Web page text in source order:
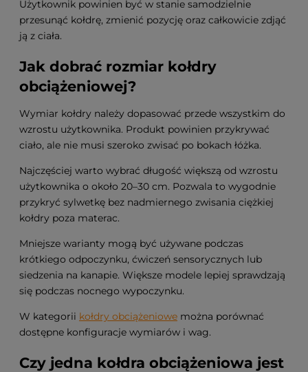
Użytkownik powinien być w stanie samodzielnie
przesunąć kołdrę, zmienić pozycję oraz całkowicie zdjąć
ją z ciała.
Jak dobrać rozmiar kołdry
obciążeniowej?
Wymiar kołdry należy dopasować przede wszystkim do
wzrostu użytkownika. Produkt powinien przykrywać
ciało, ale nie musi szeroko zwisać po bokach łóżka.
Najczęściej warto wybrać długość większą od wzrostu
użytkownika o około 20–30 cm. Pozwala to wygodnie
przykryć sylwetkę bez nadmiernego zwisania ciężkiej
kołdry poza materac.
Mniejsze warianty mogą być używane podczas
krótkiego odpoczynku, ćwiczeń sensorycznych lub
siedzenia na kanapie. Większe modele lepiej sprawdzają
się podczas nocnego wypoczynku.
W kategorii kołdry obciążeniowe można porównać
dostępne konfiguracje wymiarów i wag.
Czy jedna kołdra obciążeniowa jest